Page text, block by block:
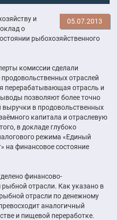
05.07.2013
и
о
рыбохозяйственного
комиссии сделали
отраслей
перерабатывающая отрасль и
позволяют более точно
в продовольственных
капитала и отраслевую
в докладе глубоко
режима «Единый
на финансовое состояние
финансово-
отрасли. Как указано в
отрасли по денежному
аналогичный
и пищевой переработке.